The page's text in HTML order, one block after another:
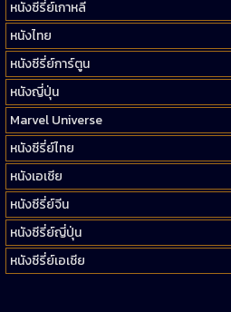
หนังซีรี่ย์เกาหลี
หนังไทย
หนังซีรี่ย์การ์ตูน
หนังญี่ปุ่น
Marvel Universe
หนังซีรี่ย์ไทย
หนังเอเชีย
หนังซีรี่ย์จีน
หนังซีรี่ย์ญี่ปุ่น
หนังซีรี่ย์เอเชีย